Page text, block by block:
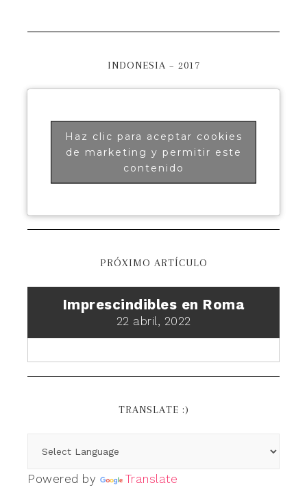
INDONESIA – 2017
Haz clic para aceptar cookies
de marketing y permitir este
contenido
PRÓXIMO ARTÍCULO
Imprescindibles en Roma
22 abril, 2022
TRANSLATE :)
Powered by Translate